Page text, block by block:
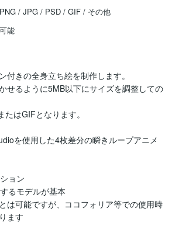
PNG / JPG / PSD / GIF / その他
可能
付きの全身立ち絵を制作します。
せるように5MB以下にサイズを調整しての
はGIFとなります。
を使用した4枚差分の瞬きループアニメ
ョン
るモデルが基本
は可能ですが、ココフォリア等での使用時
ます